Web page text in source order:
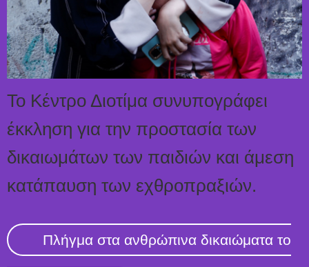
Το Κέντρο Διοτίμα συνυπογράφει
έκκληση για την προστασία των
δικαιωμάτων των παιδιών και άμεση
κατάπαυση των εχθροπραξιών.
Πλήγμα στα ανθρώπινα δικαιώματα το